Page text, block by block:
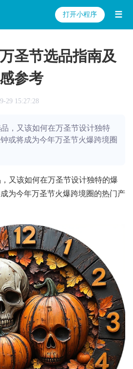
打开小程序 ☰
圣节选品指南及
参考
29 15:27:28
，又该如何在万圣节设计独特
或将成为今年万圣节火爆跨境圈
又该如何在万圣节设计独特的爆
为今年万圣节火爆跨境圈的热门产